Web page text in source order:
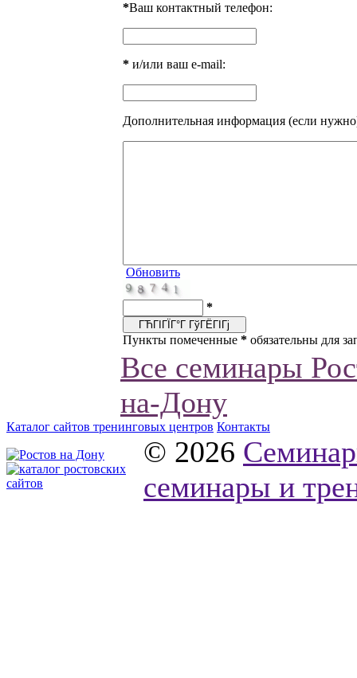
*Ваш контактный телефон:
* и/или ваш e-mail:
Дополнительная информация (если
Обновить
*
Пункты помеченные * обязательны для
Все семинары
на-Дону
Каталог сайтов тренинговых центров Контакты
© 2026
семинары и